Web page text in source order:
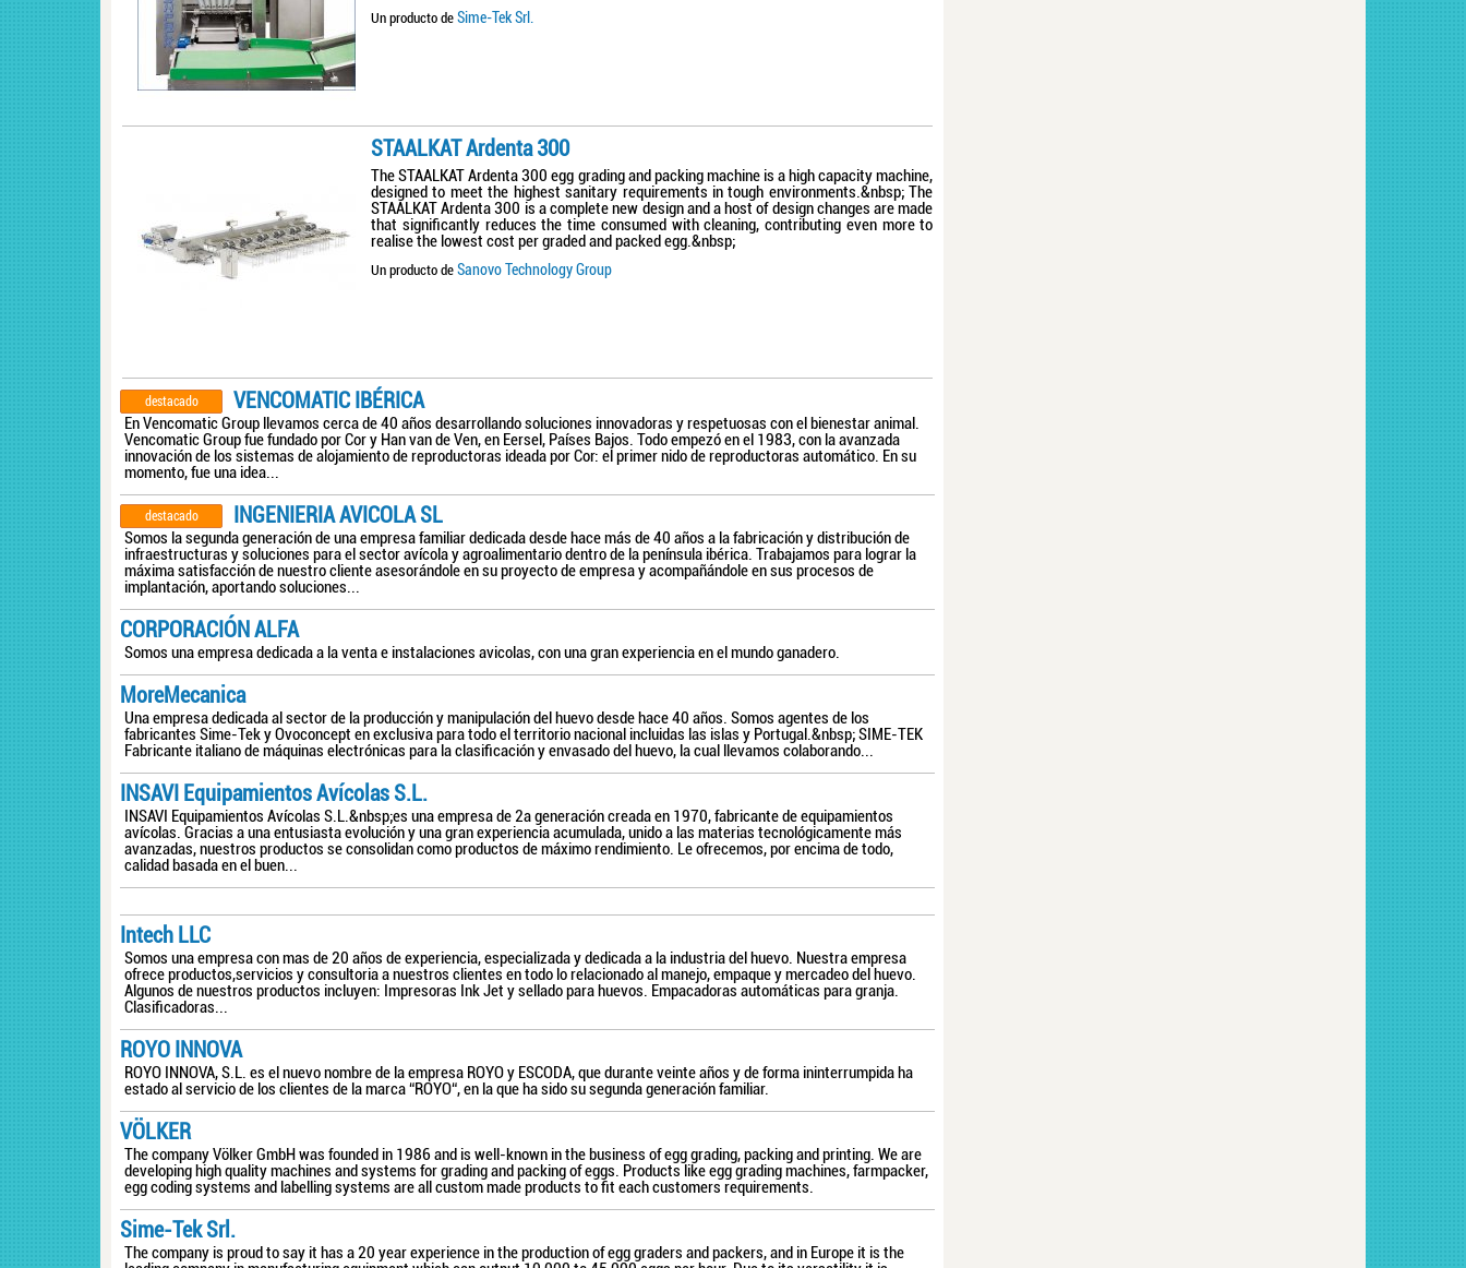
Un producto de Sime-Tek Srl.
STAALKAT Ardenta 300
The STAALKAT Ardenta 300 egg grading and packing machine is a high capacity machine,
designed to meet the highest sanitary requirements in tough environments.&nbsp; The
STAALKAT Ardenta 300 is a complete new design and a host of design changes are made
that significantly reduces the time consumed with cleaning, contributing even more to
realise the lowest cost per graded and packed egg.&nbsp;
Un producto de Sanovo Technology Group
destacado VENCOMATIC IBÉRICA
En Vencomatic Group llevamos cerca de 40 años desarrollando soluciones innovadoras y respetuosas con el bienestar animal.
Vencomatic Group fue fundado por Cor y Han van de Ven, en Eersel, Países Bajos. Todo empezó en el 1983, con la avanzada
innovación de los sistemas de alojamiento de reproductoras ideada por Cor: el primer nido de reproductoras automático. En su
momento, fue una idea...
destacado INGENIERIA AVICOLA SL
Somos la segunda generación de una empresa familiar dedicada desde hace más de 40 años a la fabricación y distribución de
infraestructuras y soluciones para el sector avícola y agroalimentario dentro de la península ibérica. Trabajamos para lograr la
máxima satisfacción de nuestro cliente asesorándole en su proyecto de empresa y acompañándole en sus procesos de
implantación, aportando soluciones...
CORPORACIÓN ALFA
Somos una empresa dedicada a la venta e instalaciones avicolas, con una gran experiencia en el mundo ganadero.
MoreMecanica
Una empresa dedicada al sector de la producción y manipulación del huevo desde hace 40 años. Somos agentes de los
fabricantes Sime-Tek y Ovoconcept en exclusiva para todo el territorio nacional incluidas las islas y Portugal.&nbsp; SIME-TEK
Fabricante italiano de máquinas electrónicas para la clasificación y envasado del huevo, la cual llevamos colaborando...
INSAVI Equipamientos Avícolas S.L.
INSAVI Equipamientos Avícolas S.L.&nbsp;es una empresa de 2a generación creada en 1970, fabricante de equipamientos
avícolas. Gracias a una entusiasta evolución y una gran experiencia acumulada, unido a las materias tecnológicamente más
avanzadas, nuestros productos se consolidan como productos de máximo rendimiento. Le ofrecemos, por encima de todo,
calidad basada en el buen...
Intech LLC
Somos una empresa con mas de 20 años de experiencia, especializada y dedicada a la industria del huevo. Nuestra empresa
ofrece productos,servicios y consultoria a nuestros clientes en todo lo relacionado al manejo, empaque y mercadeo del huevo.
Algunos de nuestros productos incluyen: Impresoras Ink Jet y sellado para huevos. Empacadoras automáticas para granja.
Clasificadoras...
ROYO INNOVA
ROYO INNOVA, S.L. es el nuevo nombre de la empresa ROYO y ESCODA, que durante veinte años y de forma ininterrumpida ha
estado al servicio de los clientes de la marca “ROYO“, en la que ha sido su segunda generación familiar.
VÖLKER
The company Völker GmbH was founded in 1986 and is well-known in the business of egg grading, packing and printing. We are
developing high quality machines and systems for grading and packing of eggs. Products like egg grading machines, farmpacker,
egg coding systems and labelling systems are all custom made products to fit each customers requirements.
Sime-Tek Srl.
The company is proud to say it has a 20 year experience in the production of egg graders and packers, and in Europe it is the